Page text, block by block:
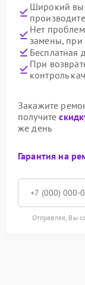
Широкий
Нет
замены, при
Бесплатная
При
контроль
Закажите
получите
же день
Гарантия на
Отправляя, Вы